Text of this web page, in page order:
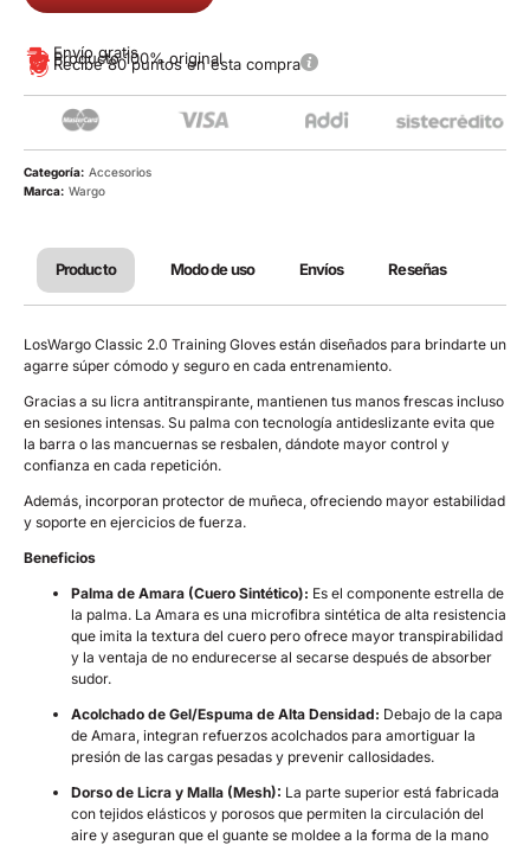
Envío gratis
Producto 100% original
Recibe 80 puntos en esta compra
Categoría: Accesorios
Marca: Wargo
Producto Modo de uso Envíos Reseñas
LosWargo Classic 2.0 Training Gloves están diseñados para brindarte un
agarre súper cómodo y seguro en cada entrenamiento.
Gracias a su licra antitranspirante, mantienen tus manos frescas incluso
en sesiones intensas. Su palma con tecnología antideslizante evita que
la barra o las mancuernas se resbalen, dándote mayor control y
confianza en cada repetición.
Además, incorporan protector de muñeca, ofreciendo mayor estabilidad
y soporte en ejercicios de fuerza.
Beneficios
Palma de Amara (Cuero Sintético): Es el componente estrella de
la palma. La Amara es una microfibra sintética de alta resistencia
que imita la textura del cuero pero ofrece mayor transpirabilidad
y la ventaja de no endurecerse al secarse después de absorber
sudor.
Acolchado de Gel/Espuma de Alta Densidad: Debajo de la capa
de Amara, integran refuerzos acolchados para amortiguar la
presión de las cargas pesadas y prevenir callosidades.
Dorso de Licra y Malla (Mesh): La parte superior está fabricada
con tejidos elásticos y porosos que permiten la circulación del
aire y aseguran que el guante se moldee a la forma de la mano